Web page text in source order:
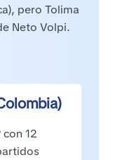
pero Tolima
Neto Volpi.
con 12